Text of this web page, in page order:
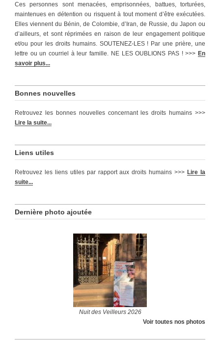
Ces personnes sont menacées, emprisonnées, battues, torturées,
maintenues en détention ou risquent à tout moment d’être exécutées.
Elles viennent du Bénin, de Colombie, d’Iran, de Russie, du Japon ou
d’ailleurs, et sont réprimées en raison de leur engagement politique
et/ou pour les droits humains. SOUTENEZ-LES ! Par une prière, une
lettre ou un courriel à leur famille. NE LES OUBLIONS PAS ! >>> En
savoir plus...
Bonnes nouvelles
Retrouvez les bonnes nouvelles concernant les droits humains >>>
Lire la suite...
Liens utiles
Retrouvez les liens utiles par rapport aux droits humains >>>Lire la
suite...
Dernière photo ajoutée
Nuit des Veilleurs 2026
Voir toutes nos photos